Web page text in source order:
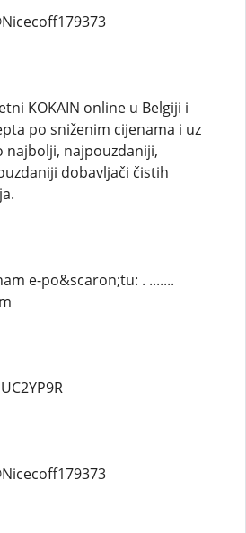
KOKAIN online u Belgiji i
po sniženim cijenama i uz
najbolji, najpouzdaniji,
dobavljači čistih
e-po&scaron;tu: . .......